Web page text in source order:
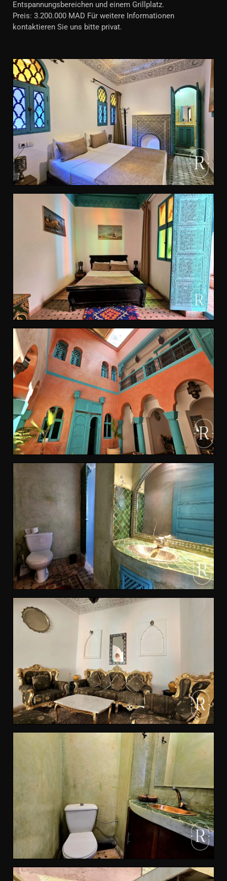
Entspannungsbereichen und einem Grillplatz.
Preis: 3.200.000 MAD Für weitere Informationen
kontaktieren Sie uns bitte privat.